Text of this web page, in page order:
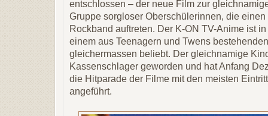
entschlossen – der neue Film zur
Gruppe sorgloser Oberschülerinnen, die
Rockband auftreten. Der K-ON TV-Anime ist
einem aus Teenagern und Twens
gleichermassen beliebt. Der gleichnamige
Kassenschlager geworden und hat Anfang
die Hitparade der Filme mit den meisten
angeführt.